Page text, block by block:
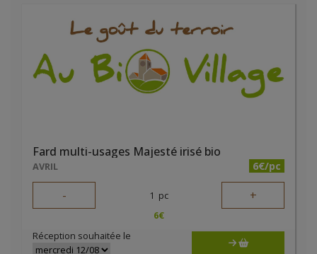
Fard multi-usages Majesté irisé bio
AVRIL 6€/pc
- 1 pc +
6€
Réception souhaitée le